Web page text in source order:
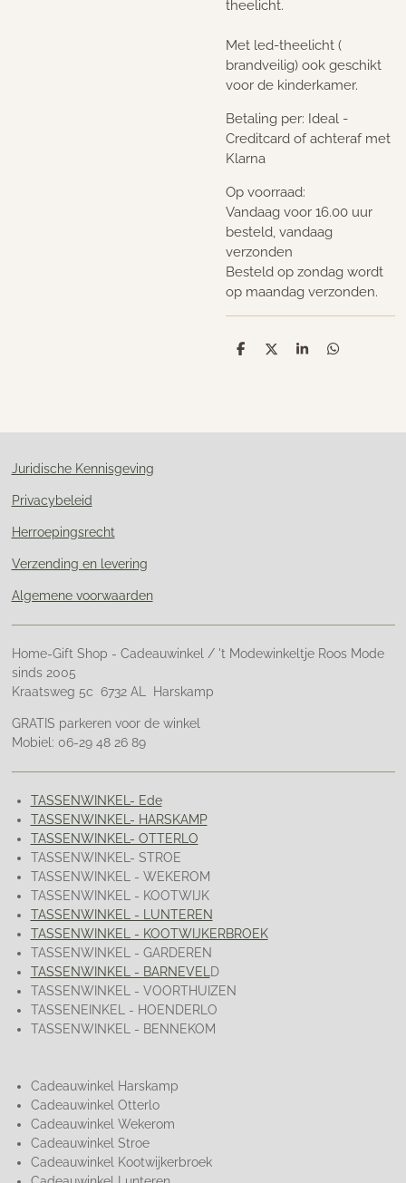
theelicht.
Met led-theelicht (
brandveilig) ook geschikt
voor de kinderkamer.
Betaling per: Ideal -
Creditcard of achteraf met
Klarna
Op voorraad:
Vandaag voor 16.00 uur
besteld, vandaag
verzonden
Besteld op zondag wordt
op maandag verzonden.
D
D
S
D
Juridische Kennisgeving
Privacybeleid
Herroepingsrecht
Verzending en levering
Algemene voorwaarden
Home-Gift Shop - Cadeauwinkel / 't Modewinkeltje Roos Mode
sinds 2005
Kraatsweg 5c 6732 AL Harskamp
GRATIS parkeren voor de winkel
Mobiel: 06-29 48 26 89
TASSENWINKEL- Ede
TASSENWINKEL- HARSKAMP
TASSENWINKEL- OTTERLO
TASSENWINKEL- STROE
TASSENWINKEL - WEKEROM
TASSENWINKEL - KOOTWIJK
TASSENWINKEL - LUNTEREN
TASSENWINKEL - KOOTWIJKERBROEK
TASSENWINKEL - GARDEREN
TASSENWINKEL - BARNEVEL
D
TASSENWINKEL - VOORTHUIZEN
TASSENEINKEL - HOENDERLO
TASSENWINKEL - BENNEKOM
Cadeauwinkel Harskamp
Cadeauwinkel Otterlo
Cadeauwinkel Wekerom
Cadeauwinkel Stroe
Cadeauwinkel Kootwijkerbroek